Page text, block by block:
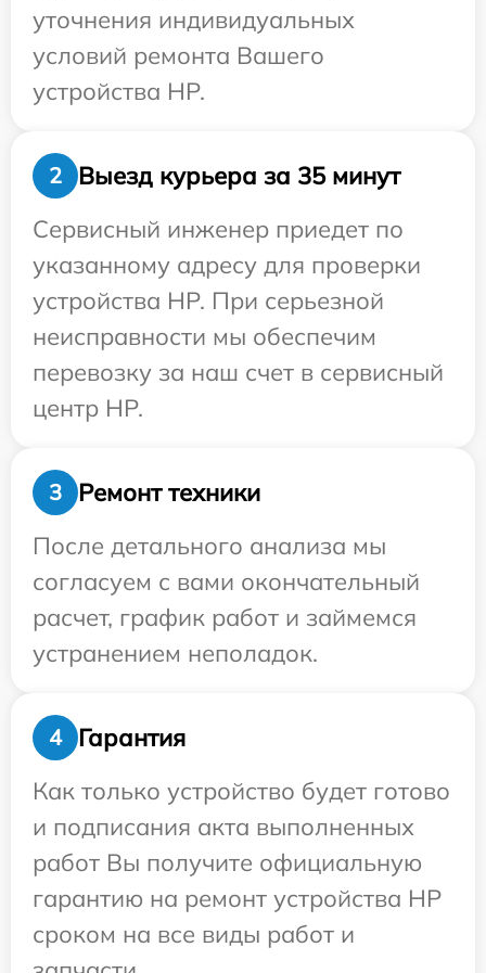
уточнения индивидуальных
условий ремонта Вашего
устройства HP.
2
Выезд курьера за 35 минут
Сервисный инженер приедет по
указанному адресу для проверки
устройства HP. При серьезной
неисправности мы обеспечим
перевозку за наш счет в сервисный
центр HP.
3
Ремонт техники
После детального анализа мы
согласуем с вами окончательный
расчет, график работ и займемся
устранением неполадок.
4
Гарантия
Как только устройство будет готово
и подписания акта выполненных
работ Вы получите официальную
гарантию на ремонт устройства HP
сроком на все виды работ и